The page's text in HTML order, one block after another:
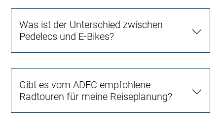
Was ist der Unterschied zwischen
Pedelecs und E-Bikes?
Gibt es vom ADFC empfohlene
Radtouren für meine Reiseplanung?